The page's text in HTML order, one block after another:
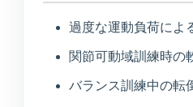
過度な運動負荷によ
関節可動域訓練時の
バランス訓練中の転